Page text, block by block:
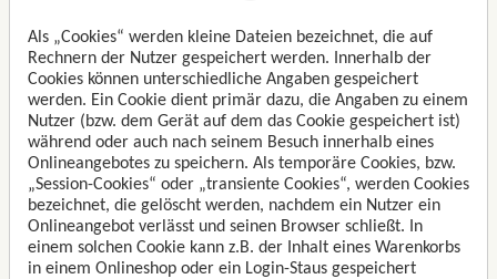
Als „Cookies“ werden kleine Dateien bezeichnet, die auf
Rechnern der Nutzer gespeichert werden. Innerhalb der
Cookies können unterschiedliche Angaben gespeichert
werden. Ein Cookie dient primär dazu, die Angaben zu einem
Nutzer (bzw. dem Gerät auf dem das Cookie gespeichert ist)
während oder auch nach seinem Besuch innerhalb eines
Onlineangebotes zu speichern. Als temporäre Cookies, bzw.
„Session-Cookies“ oder „transiente Cookies“, werden Cookies
bezeichnet, die gelöscht werden, nachdem ein Nutzer ein
Onlineangebot verlässt und seinen Browser schließt. In
einem solchen Cookie kann z.B. der Inhalt eines Warenkorbs
in einem Onlineshop oder ein Login-Staus gespeichert